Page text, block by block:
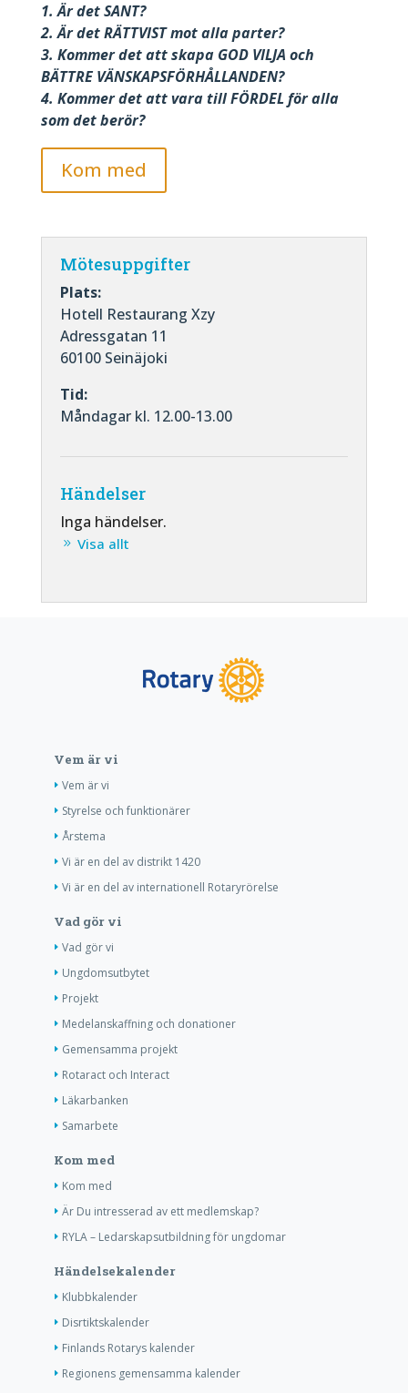
1. Är det SANT?
2. Är det RÄTTVIST mot alla parter?
3. Kommer det att skapa GOD VILJA och
BÄTTRE VÄNSKAPSFÖRHÅLLANDEN?
4. Kommer det att vara till FÖRDEL för alla
som det berör?
Kom med
Mötesuppgifter
Plats:
Hotell Restaurang Xzy
Adressgatan 11
60100 Seinäjoki
Tid:
Måndagar kl. 12.00-13.00
Händelser
Inga händelser.
Visa allt
Vem är vi
Vem är vi
Styrelse och funktionärer
Årstema
Vi är en del av distrikt 1420
Vi är en del av internationell Rotaryrörelse
Vad gör vi
Vad gör vi
Ungdomsutbytet
Projekt
Medelanskaffning och donationer
Gemensamma projekt
Rotaract och Interact
Läkarbanken
Samarbete
Kom med
Kom med
Är Du intresserad av ett medlemskap?
RYLA – Ledarskapsutbildning för ungdomar
Händelsekalender
Klubbkalender
Disrtiktskalender
Finlands Rotarys kalender
Regionens gemensamma kalender